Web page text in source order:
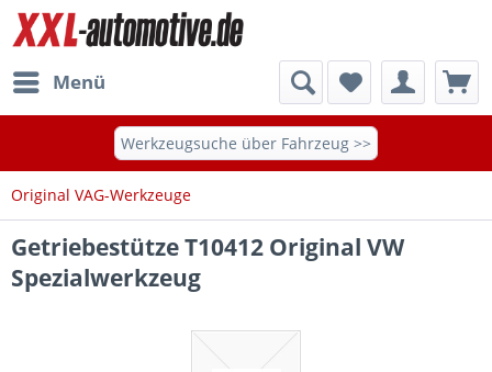
Menü
Werkzeugsuche über Fahrzeug >>
Original VAG-Werkzeuge
Getriebestütze T10412 Original VW
Spezialwerkzeug